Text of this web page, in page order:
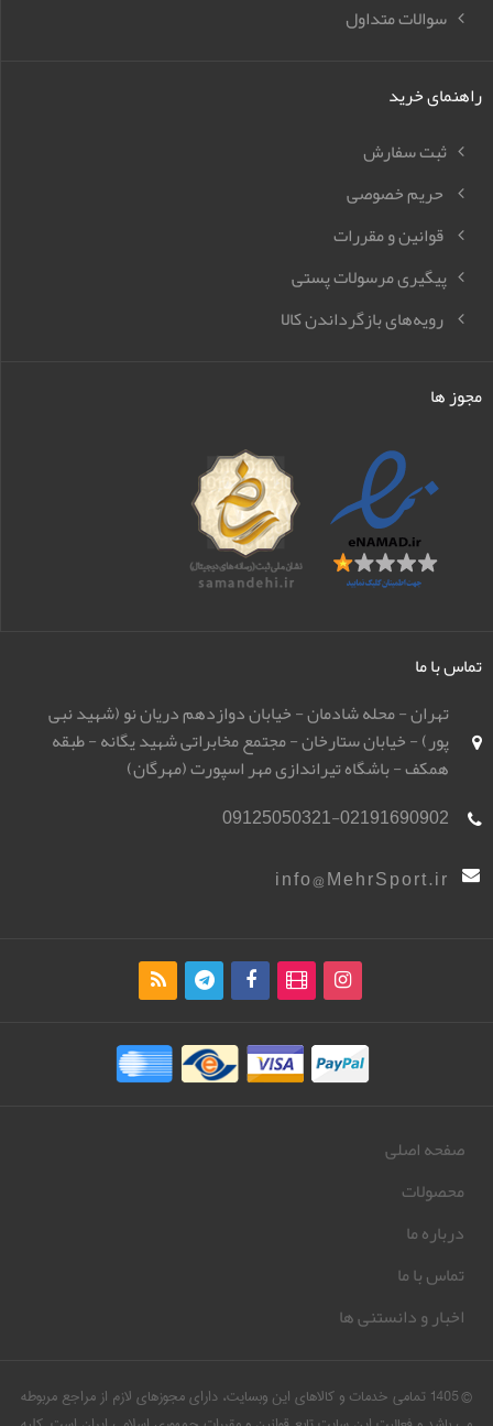
سوالات متداول
راهنمای خرید
ثبت سفارش
حریم خصوصی
قوانین و مقررات
پیگیری مرسولات پستی
رویه‌های بازگرداندن کالا
مجوز ها
تماس با ما
تهران - محله شادمان - خیابان دوازدهم دریان نو (شهید نبی
پور) - خیابان ستارخان - مجتمع مخابراتی شهید یگانه - طبقه
همکف - باشگاه تیراندازی مهر اسپورت (مهرگان)
09125050321-02191690902
info@MehrSport.ir
صفحه اصلی
محصولات
درباره ما
تماس با ما
اخبار و دانستنی ها
© 1405 تمامی خدمات و کالاهای این وبسایت، دارای مجوزهای لازم از مراجع مربوطه